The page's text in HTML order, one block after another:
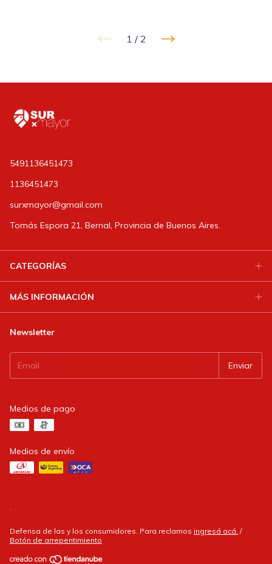
1 / 2
5491136451473
1136451473
surxmayor@gmail.com
Tomás Espora 21, Bernal, Provincia de Buenos Aires.
CATEGORÍAS
MÁS INFORMACIÓN
Newsletter
Medios de pago
Medios de envío
Defensa de las y los consumidores. Para reclamos ingresá acá. /
Botón de arrepentimiento